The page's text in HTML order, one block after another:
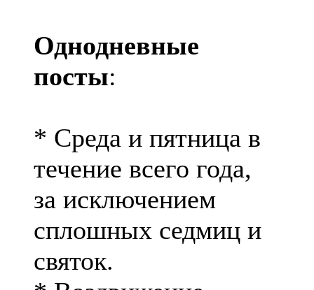
Однодневные
посты:
* Среда и пятница в
течение всего года,
за исключением
сплошных седмиц и
святок.